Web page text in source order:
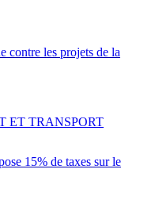
contre les projets de la
15% de taxes sur le
ET TRANSPORT